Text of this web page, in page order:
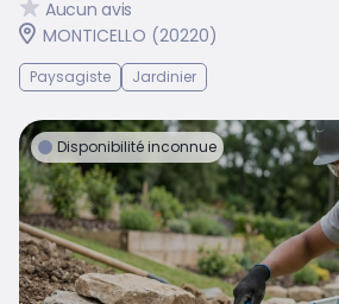
Aucun avis
MONTICELLO (20220)
Paysagiste Jardinier
Disponibilité inconnue